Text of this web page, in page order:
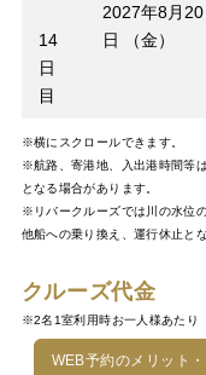
14
日
目
2027年8月20
日 （金）
※横にスクロールできます。
※航路、寄港地、入出港時間等
となる場合があります。
※リバークルーズでは川の水位
他船への乗り換え、運行休止と
クルーズ代金
※2名1室利用時お一人様あたり
WEB予約のメリット